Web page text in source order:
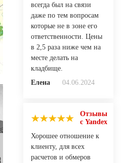
всегда был на связи
даже по тем вопросам
которые не в зоне его
ответственности. Цены
в 2,5 раза ниже чем на
месте делать на
кладбище.
Елена
04.06.2024
Отзывы
с Yandex
Хорошее отношение к
клиенту, для всех
расчетов и обмеров